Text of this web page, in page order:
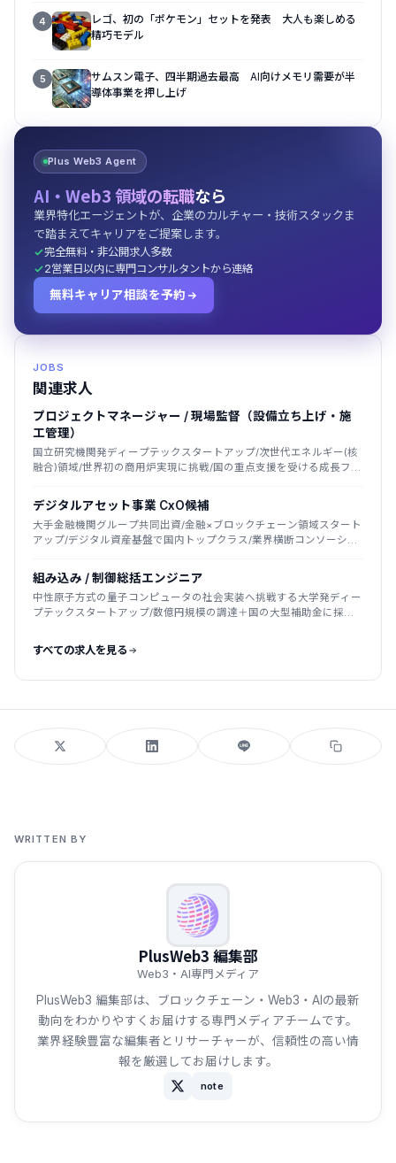
4
レゴ、初の「ポケモン」セットを発表 大人も楽しめる
精巧モデル
5
サムスン電子、四半期過去最高 AI向けメモリ需要が半
導体事業を押し上げ
Plus Web3 Agent
AI・Web3 領域の転職なら
業界特化エージェントが、企業のカルチャー・技術スタックま
で踏まえてキャリアをご提案します。
完全無料・非公開求人多数
2営業日以内に専門コンサルタントから連絡
無料キャリア相談を予約
JOBS
関連求人
プロジェクトマネージャー / 現場監督（設備立ち上げ・施
工管理）
国立研究機関発ディープテックスタートアップ/次世代エネルギー(核
融合)領域/世界初の商用炉実現に挑戦/国の重点支援を受ける成長フェ
デジタルアセット事業 CxO候補
大手金融機関グループ共同出資/金融×ブロックチェーン領域スタート
アップ/デジタル資産基盤で国内トップクラス/業界横断コンソーシア
組み込み / 制御総括エンジニア
中性原子方式の量子コンピュータの社会実装へ挑戦する大学発ディー
プテックスタートアップ/数億円規模の調達＋国の大型補助金に採
すべての求人を見る
WRITTEN BY
PlusWeb3 編集部
Web3・AI専門メディア
PlusWeb3 編集部は、ブロックチェーン・Web3・AIの最新
動向をわかりやすくお届けする専門メディアチームです。
業界経験豊富な編集者とリサーチャーが、信頼性の高い情
報を厳選してお届けします。
note